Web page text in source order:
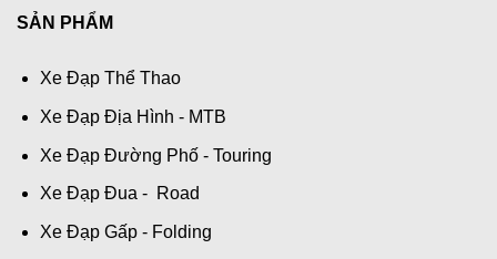
SẢN PHẨM
Xe Đạp Thể Thao
Xe Đạp Địa Hình - MTB
Xe Đạp Đường Phố - Touring
Xe Đạp Đua - Road
Xe Đạp Gấp - Folding